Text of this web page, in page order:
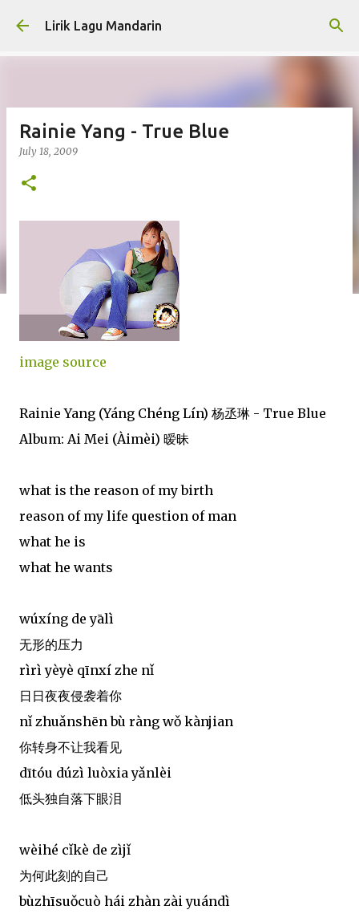
Skip to main content
Lirik Lagu Mandarin
Rainie Yang - True Blue
July 18, 2009
image source
Rainie Yang (Yáng Chéng Lín) 杨丞琳 - True Blue
Album: Ai Mei (Àimèi) 暧昧
what is the reason of my birth
reason of my life question of man
what he is
what he wants
wúxíng de yālì
无形的压力
rìrì yèyè qīnxí zhe nǐ
日日夜夜侵袭着你
nǐ zhuǎnshēn bù ràng wǒ kànjian
你转身不让我看见
dītóu dúzì luòxia yǎnlèi
低头独自落下眼泪
wèihé cǐkè de zìjǐ
为何此刻的自己
bùzhīsuǒcuò hái zhàn zài yuándì